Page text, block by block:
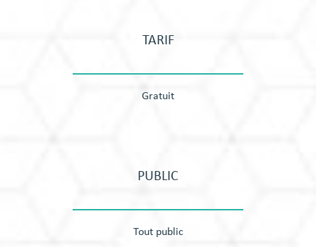
TARIF
Gratuit
PUBLIC
Tout public